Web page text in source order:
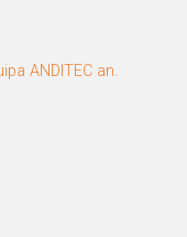
ANDITEC an.